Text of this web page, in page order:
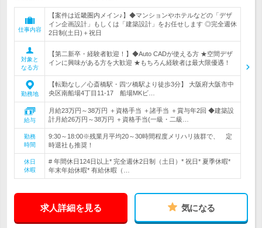
仕事内容
【案件は近畿圏内メイン♪】◆マンションやホテルなどの「デザ
イン企画設計」もしくは「建築設計」をお任せします ◎完全週休
2日制(土日)＋祝日
対象と
なる方
【第二新卒・経験者歓迎！】◆Auto CADが使える方 ★空間デザ
インに興味がある方を大歓迎 ★もちろん経験者は最大限優遇！
勤務地
【転勤なし／心斎橋駅・四ツ橋駅より徒歩3分】 大阪府大阪市中
央区南船場4丁目11-17 船場MKビ…
給与
月給23万円～38万円 ＋資格手当 ＋諸手当 ＋賞与年2回 ◆建築設
計月給26万円～38万円 ＋資格手当(一級・二級…
勤務
時間
9:30～18:00※残業月平均20～30時間程度メリハリ抜群で、 定
時退社も推奨！
休日
休暇
# 年間休日124日以上* 完全週休2日制（土日）* 祝日* 夏季休暇*
年末年始休暇* 有給休暇（…
求人詳細を見る 気になる